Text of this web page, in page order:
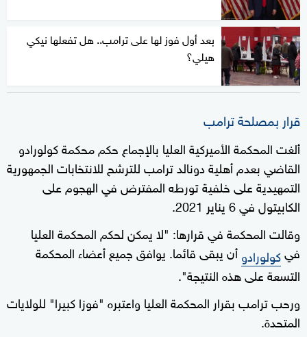
بعد أول فوز لها على ترامب.. هل تفعلها نيكي
هيلي؟
قرار بمصلحة ترامب
ألغت المحكمة الأميركية العليا بالإجماع حكم محكمة كولورادو
القاضي بعدم أهلية دونالد ترامب للترشح للانتخابات الجمهورية
التمهيدية على خلفية تورطه المفترض في الهجوم على
الكابيتول في 6 يناير 2021.
وقالت المحكمة في قرارها: "لا يمكن لحكم المحكمة العليا
فيكولورادوأن يبقى قائما. يوافق جميع أعضاء المحكمة
التسعة على هذه النتيجة".
ورحب ترامب بقرار المحكمة العليا واعتبره "فوزا كبيرا" للولايات
المتحدة.